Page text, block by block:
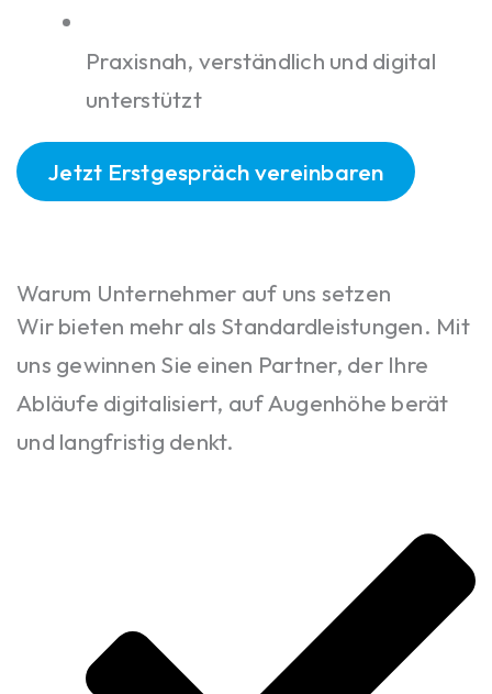
Praxisnah, verständlich und digital
unterstützt
Jetzt Erstgespräch vereinbaren
Warum Unternehmer auf uns setzen
Wir bieten mehr als Standardleistungen. Mit
uns gewinnen Sie einen Partner, der Ihre
Abläufe digitalisiert, auf Augenhöhe berät
und langfristig denkt.